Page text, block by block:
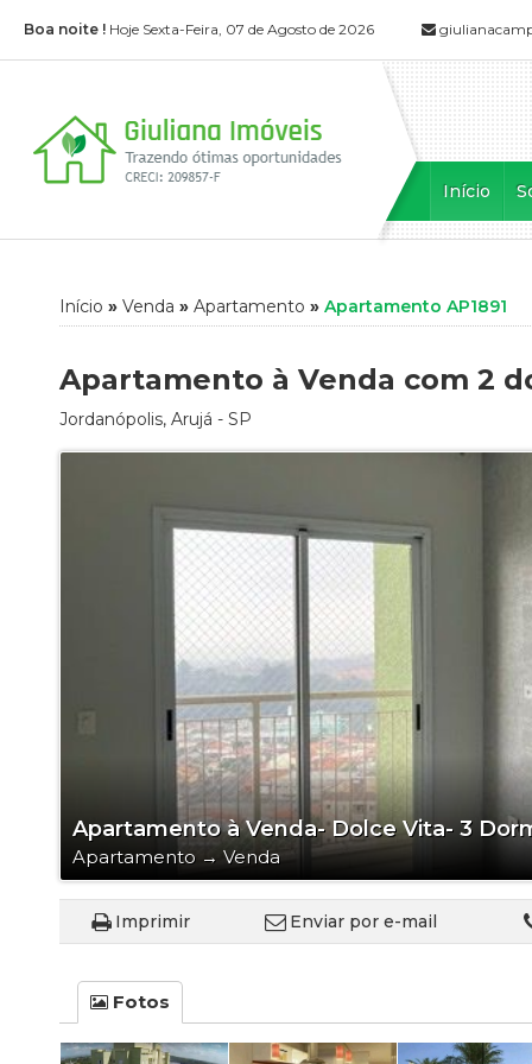
Boa noite ! Hoje Sexta-Feira, 07 de Agosto de 2026
Início
Início » Venda » Apartamento » Apartamento AP1891
Apartamento à Venda com 2
Jordanópolis, Arujá - SP
Apartamento à Venda- Dolce Vita- 3
Apartamento → Venda
Imprimir Enviar por e-mail
Fotos